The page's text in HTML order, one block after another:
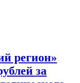
регион»
за